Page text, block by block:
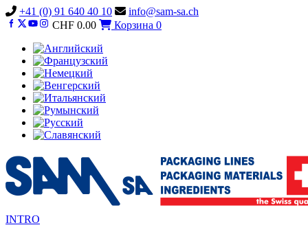
Vai
al
+41 (0) 91 640 40 10
info@sam-sa.ch
CHF 0.00 Корзина 0
INTRO